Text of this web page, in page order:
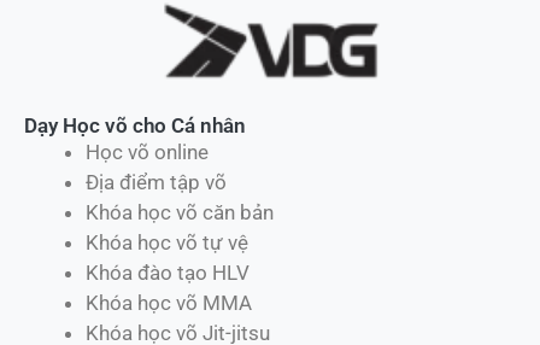
Dạy Học võ cho Cá nhân
Học võ online
Địa điểm tập võ
Khóa học võ căn bản
Khóa học võ tự vệ
Khóa đào tạo HLV
Khóa học võ MMA
Khóa học võ Jit-jitsu